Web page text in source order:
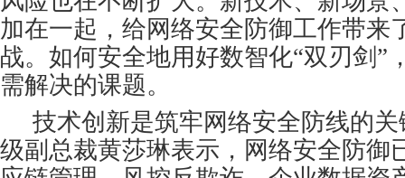
加在一起，给网络安全防御工作带来
战。如何安全地用好数智化“双刃剑”
需解决的课题。
技术创新是筑牢网络安全防线的
级副总裁黄莎琳表示，网络安全防御